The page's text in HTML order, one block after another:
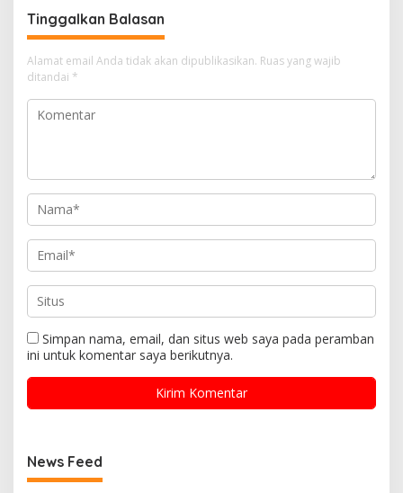
Tinggalkan Balasan
Alamat email Anda tidak akan dipublikasikan. Ruas yang wajib
ditandai *
Simpan nama, email, dan situs web saya pada peramban
ini untuk komentar saya berikutnya.
News Feed